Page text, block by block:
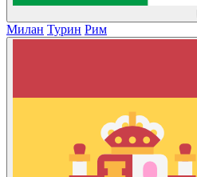
Милан Турин Рим